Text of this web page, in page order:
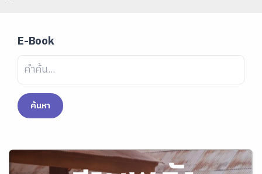
E-Book
ค้นหา